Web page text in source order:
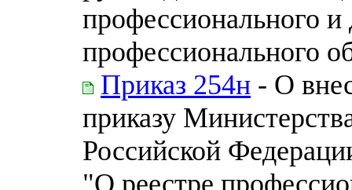
профессионального и
профессионального
Приказ 254н - О
приказу
Российской
"О реестре